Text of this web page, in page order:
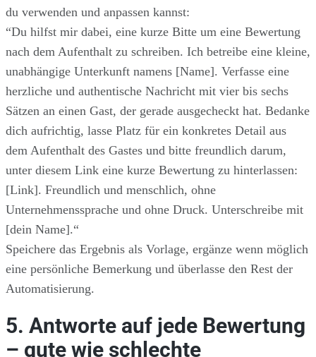
du verwenden und anpassen kannst:
“Du hilfst mir dabei, eine kurze Bitte um eine Bewertung
nach dem Aufenthalt zu schreiben. Ich betreibe eine kleine,
unabhängige Unterkunft namens [Name]. Verfasse eine
herzliche und authentische Nachricht mit vier bis sechs
Sätzen an einen Gast, der gerade ausgecheckt hat. Bedanke
dich aufrichtig, lasse Platz für ein konkretes Detail aus
dem Aufenthalt des Gastes und bitte freundlich darum,
unter diesem Link eine kurze Bewertung zu hinterlassen:
[Link]. Freundlich und menschlich, ohne
Unternehmenssprache und ohne Druck. Unterschreibe mit
[dein Name].“
Speichere das Ergebnis als Vorlage, ergänze wenn möglich
eine persönliche Bemerkung und überlasse den Rest der
Automatisierung.
5. Antworte auf jede Bewertung
– gute wie schlechte